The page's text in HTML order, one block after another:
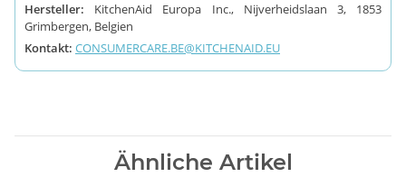
Hersteller: KitchenAid Europa Inc., Nijverheidslaan 3, 1853
Grimbergen, Belgien
Kontakt: CONSUMERCARE.BE@KITCHENAID.EU
Ähnliche Artikel